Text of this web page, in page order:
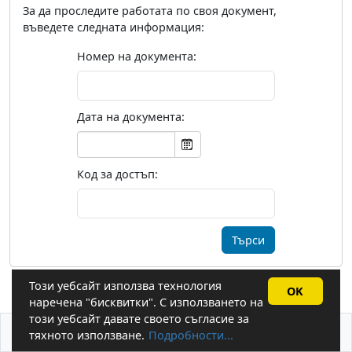
За да проследите работата по своя документ,
въведете следната информация:
Номер на документа:
Дата на документа:
Код за достъп:
За бисквитките Системни изисквания
Този уебсайт използва технология
наречена "бисквитки". С използването на
този уебсайт давате своето съгласие за
тяхното използване. Подробности...
OK